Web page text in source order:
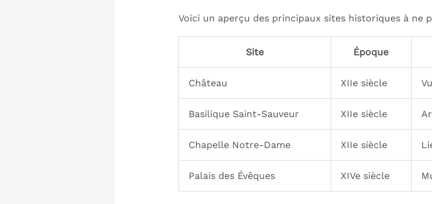
Voici un aperçu des principaux sites historiques à ne
Site Époque
Château XIIe siècle
Basilique Saint-Sauveur XIIe siècle
Chapelle Notre-Dame XIIe siècle
Palais des Évêques XIVe siècle